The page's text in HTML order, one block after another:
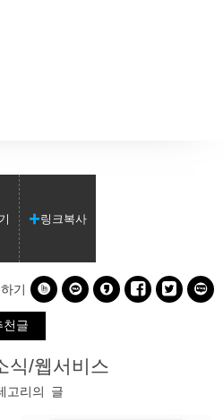
링크복사
기      
천글
식/웹서비스
고리의 글